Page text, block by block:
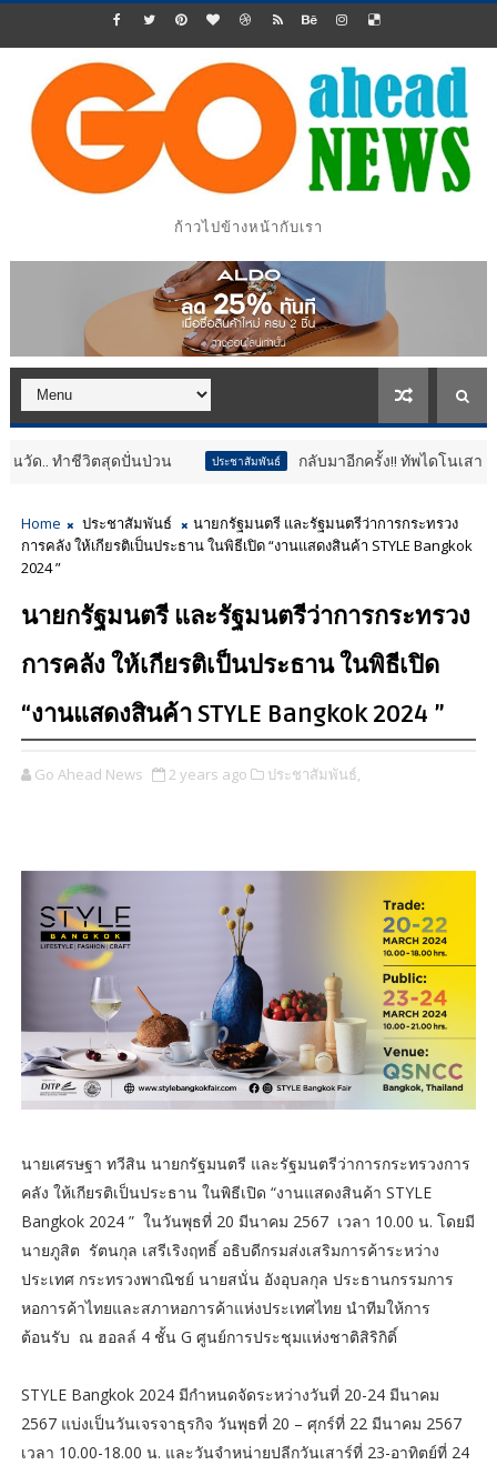
ก้าวไปข้างหน้ากับเรา
ำชีวิตสุดปั่นป่วน ประชาสัมพันธ์ กลับมาอีกครั้ง!! ทัพไดโนเสาร์ขนาดยัก
Home ประชาสัมพันธ์
นายกรัฐมนตรี และรัฐมนตรีว่าการกระทรวง
การคลัง ให้เกียรติเป็นประธาน ในพิธีเปิด “งานแสดงสินค้า STYLE Bangkok
2024 ”
นายกรัฐมนตรี และรัฐมนตรีว่าการกระทรวง
การคลัง ให้เกียรติเป็นประธาน ในพิธีเปิด
“งานแสดงสินค้า STYLE Bangkok 2024 ”
Go Ahead News 2 years ago ประชาสัมพันธ์,
นายเศรษฐา ทวีสิน นายกรัฐมนตรี และรัฐมนตรีว่าการกระทรวงการ
คลัง ให้เกียรติเป็นประธาน ในพิธีเปิด “งานแสดงสินค้า STYLE
Bangkok 2024 ” ในวันพุธที่ 20 มีนาคม 2567 เวลา 10.00 น. โดยมี
นายภูสิต รัตนกุล เสรีเริงฤทธิ์ อธิบดีกรมส่งเสริมการค้าระหว่าง
ประเทศ กระทรวงพาณิชย์ นายสนั่น อังอุบลกุล ประธานกรรมการ
หอการค้าไทยและสภาหอการค้าแห่งประเทศไทย นำทีมให้การ
ต้อนรับ ณ ฮอลล์ 4 ชั้น G ศูนย์การประชุมแห่งชาติสิริกิติ์
STYLE Bangkok 2024 มีกำหนดจัดระหว่างวันที่ 20-24 มีนาคม
2567 แบ่งเป็นวันเจรจาธุรกิจ วันพุธที่ 20 – ศุกร์ที่ 22 มีนาคม 2567
เวลา 10.00-18.00 น. และวันจำหน่ายปลีกวันเสาร์ที่ 23-อาทิตย์ที่ 24